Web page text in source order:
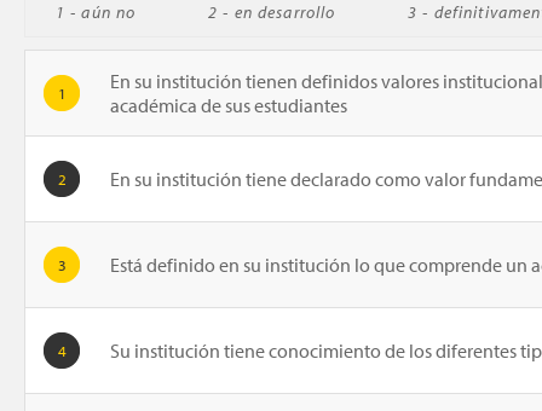
1 - aún no
2 - en desarrollo 3 -
1
En su institución tienen definidos valores
académica de sus estudiantes
2 En su institución tiene declarado como valor
3 Está definido en su institución lo que comprende un
4 Su institución tiene conocimiento de los diferentes